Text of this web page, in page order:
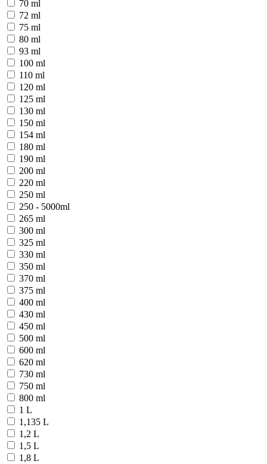
70 ml
72 ml
75 ml
80 ml
93 ml
100 ml
110 ml
120 ml
125 ml
130 ml
150 ml
154 ml
180 ml
190 ml
200 ml
220 ml
250 ml
250 - 5000ml
265 ml
300 ml
325 ml
330 ml
350 ml
370 ml
375 ml
400 ml
430 ml
450 ml
500 ml
600 ml
620 ml
730 ml
750 ml
800 ml
1 L
1,135 L
1,2 L
1,5 L
1,8 L